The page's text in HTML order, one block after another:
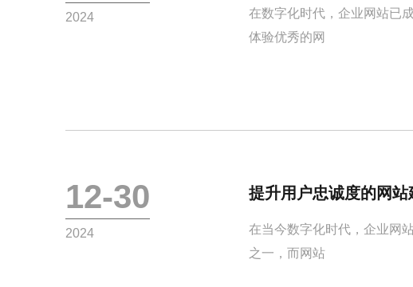
2024
在数字化时代，企业网站已
体验优秀的网
12-30
2024
提升用户忠诚度的网
在当今数字化时代，企业网
之一，而网站